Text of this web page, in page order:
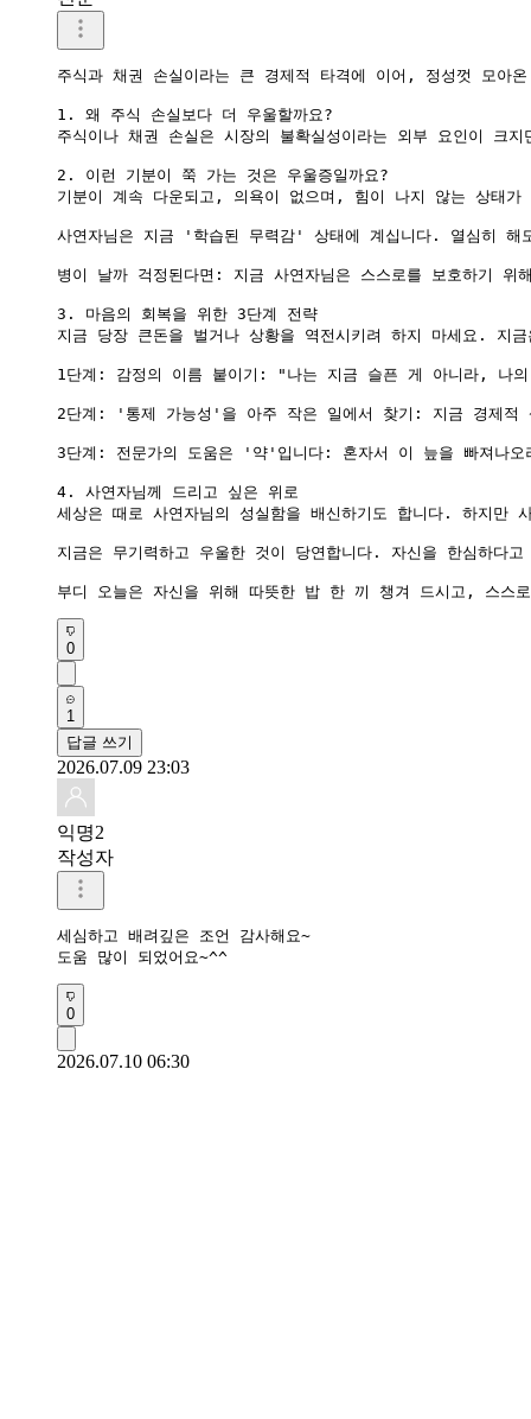
주식과 채권 손실이라는 큰 경제적 타격에 이어, 정성껏 모아
1. 왜 주식 손실보다 더 우울할까요?
주식이나 채권 손실은 시장의 불확실성이라는 외부 요인이
2. 이런 기분이 쭉 가는 것은 우울증일까요?
기분이 계속 다운되고, 의욕이 없으며, 힘이 나지 않는 상태
사연자님은 지금 '학습된 무력감' 상태에 계십니다. 열심히
병이 날까 걱정된다면: 지금 사연자님은 스스로를 보호하기
3. 마음의 회복을 위한 3단계 전략
지금 당장 큰돈을 벌거나 상황을 역전시키려 하지 마세요. 지
1단계: 감정의 이름 붙이기: "나는 지금 슬픈 게 아니라, 나의
2단계: '통제 가능성'을 아주 작은 일에서 찾기: 지금 경제적
3단계: 전문가의 도움은 '약'입니다: 혼자서 이 늪을 빠져나오
4. 사연자님께 드리고 싶은 위로
세상은 때로 사연자님의 성실함을 배신하기도 합니다. 하지만
지금은 무기력하고 우울한 것이 당연합니다. 자신을 한심하
부디 오늘은 자신을 위해 따뜻한 밥 한 끼 챙겨 드시고, 스스
0
1
답글 쓰기
2026.07.09 23:03
익명2
작성자
세심하고 배려깊은 조언 감사해요~
도움 많이 되었어요~^^
0
2026.07.10 06:30